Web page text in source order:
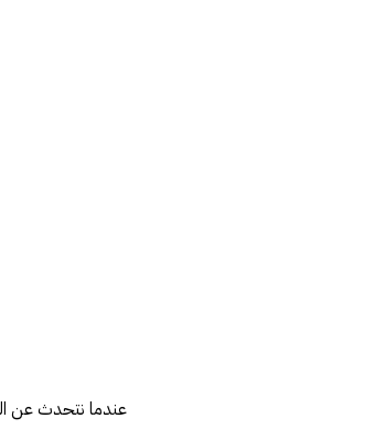
عندما نتحدث عن